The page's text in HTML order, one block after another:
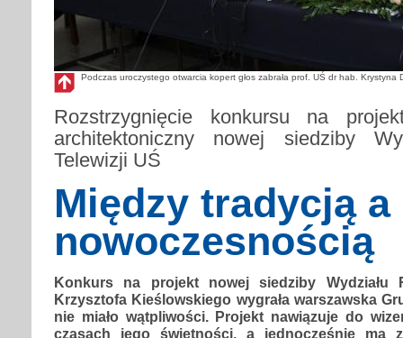
Podczas uroczystego otwarcia kopert głos zabrała prof. UŚ dr hab.
Rozstrzygnięcie konkursu na
architektoniczny nowej siedziby
Telewizji UŚ
Między tradycją a
nowoczesnością
Konkurs na projekt nowej siedziby Wydziału
Krzysztofa Kieślowskiego wygrała warszawska
nie miało wątpliwości. Projekt nawiązuje do
czasach jego świetności, a jednocześnie ma